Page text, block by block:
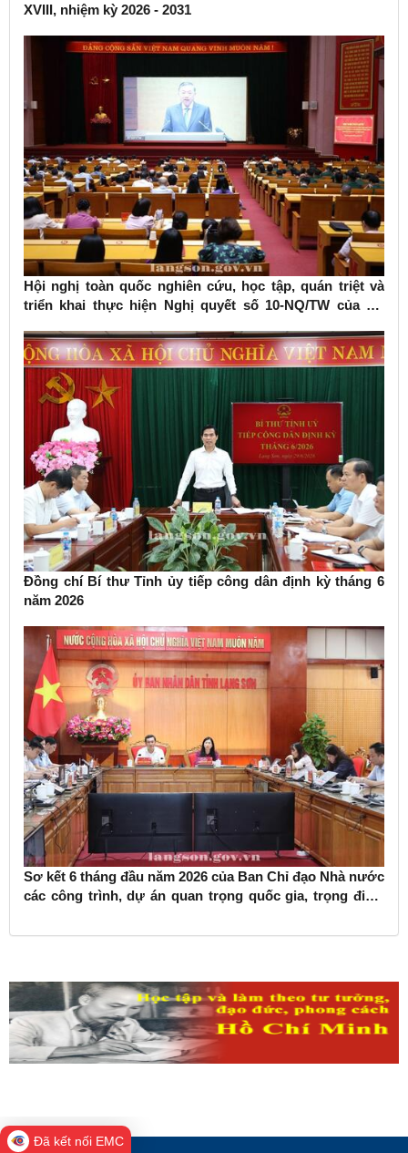
XVIII, nhiệm kỳ 2026 - 2031
Hội nghị toàn quốc nghiên cứu, học tập, quán triệt và
triển khai thực hiện Nghị quyết số 10-NQ/TW của Bộ
Đồng chí Bí thư Tỉnh ủy tiếp công dân định kỳ tháng 6
năm 2026
Sơ kết 6 tháng đầu năm 2026 của Ban Chỉ đạo Nhà nước
các công trình, dự án quan trọng quốc gia, trọng điểm
Đã kết nối EMC